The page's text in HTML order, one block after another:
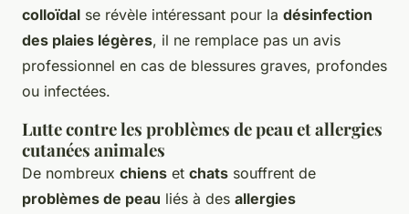
colloïdal se révèle intéressant pour la désinfection
des plaies légères, il ne remplace pas un avis
professionnel en cas de blessures graves, profondes
ou infectées.
Lutte contre les problèmes de peau et allergies
cutanées animales
De nombreux chiens et chats souffrent de
problèmes de peau liés à des allergies